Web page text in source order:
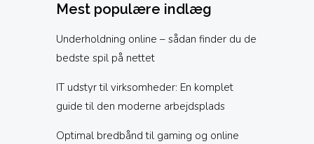
Mest populære indlæg
Underholdning online – sådan finder du de
bedste spil på nettet
IT udstyr til virksomheder: En komplet
guide til den moderne arbejdsplads
Optimal bredbånd til gaming og online